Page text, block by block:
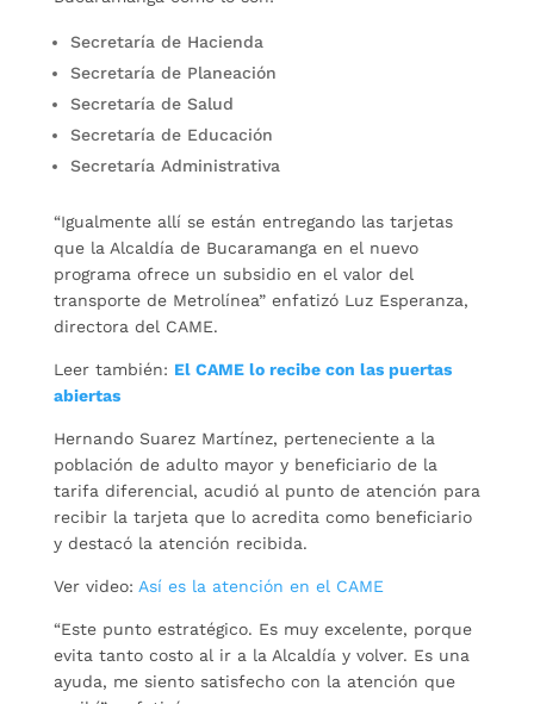
Secretaría de Hacienda
Secretaría de Planeación
Secretaría de Salud
Secretaría de Educación
Secretaría Administrativa
“Igualmente allí se están entregando las tarjetas
que la Alcaldía de Bucaramanga en el nuevo
programa ofrece un subsidio en el valor del
transporte de Metrolínea” enfatizó Luz Esperanza,
directora del CAME.
Leer también: El CAME lo recibe con las puertas
abiertas
Hernando Suarez Martínez, perteneciente a la
población de adulto mayor y beneficiario de la
tarifa diferencial, acudió al punto de atención para
recibir la tarjeta que lo acredita como beneficiario
y destacó la atención recibida.
Ver video: Así es la atención en el CAME
“Este punto estratégico. Es muy excelente, porque
evita tanto costo al ir a la Alcaldía y volver. Es una
ayuda, me siento satisfecho con la atención que